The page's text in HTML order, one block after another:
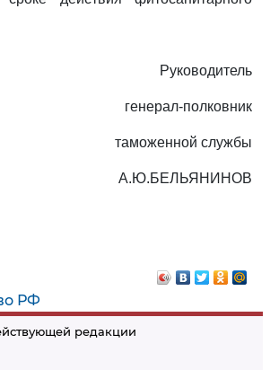
РФ
редакции
Руководитель
генерал-полковник
таможенной службы
А.Ю.БЕЛЬЯНИНОВ